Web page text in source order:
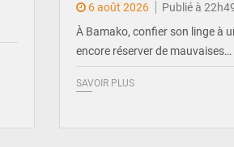
6 août 2026
Publié à
À Bamako, confier son linge à
encore réserver de mauvaises…
SAVOIR PLUS